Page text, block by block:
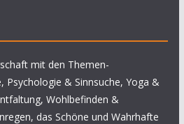
mit den Themen-
Psychologie & Sinnsuche, Yoga &
Wohlbefinden &
das Schöne und Wahrhafte